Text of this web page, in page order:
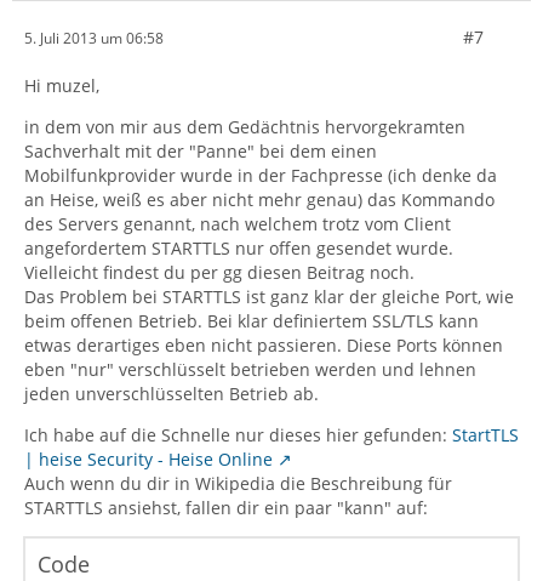
5. Juli 2013 um 06:58 #7
Hi muzel,
in dem von mir aus dem Gedächtnis hervorgekramten
Sachverhalt mit der "Panne" bei dem einen
Mobilfunkprovider wurde in der Fachpresse (ich denke da
an Heise, weiß es aber nicht mehr genau) das Kommando
des Servers genannt, nach welchem trotz vom Client
angefordertem STARTTLS nur offen gesendet wurde.
Vielleicht findest du per gg diesen Beitrag noch.
Das Problem bei STARTTLS ist ganz klar der gleiche Port, wie
beim offenen Betrieb. Bei klar definiertem SSL/TLS kann
etwas derartiges eben nicht passieren. Diese Ports können
eben "nur" verschlüsselt betrieben werden und lehnen
jeden unverschlüsselten Betrieb ab.
Ich habe auf die Schnelle nur dieses hier gefunden: StartTLS
| heise Security - Heise Online
Auch wenn du dir in Wikipedia die Beschreibung für
STARTTLS ansiehst, fallen dir ein paar "kann" auf:
Code